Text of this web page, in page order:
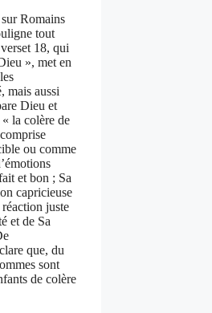
Romains
tout
18, qui
», met en
mais aussi
Dieu et
la colère de
ou comme
et bon ; Sa
capricieuse
juste
et de Sa
que, du
sont
de colère